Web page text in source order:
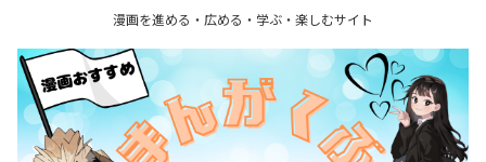
漫画を進める・広める・学ぶ・楽しむサイト